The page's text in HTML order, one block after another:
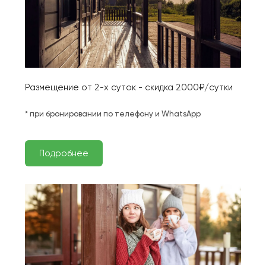
Размещение от 2-х суток - скидка 2000₽/сутки
* при бронировании по телефону и WhatsApp
Подробнее